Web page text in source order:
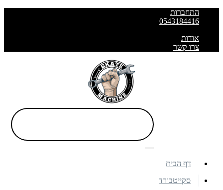
התחברות
0543184416
אודות
צרו קשר
דף הבית
סקייטבורד